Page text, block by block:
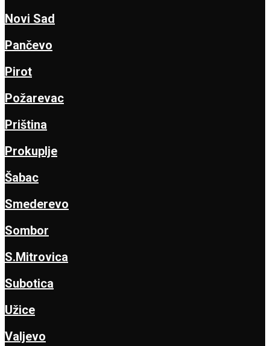
Novi Sad
Pančevo
Pirot
Požarevac
Priština
Prokuplje
Šabac
Smederevo
Sombor
S.Mitrovica
Subotica
Užice
Valjevo